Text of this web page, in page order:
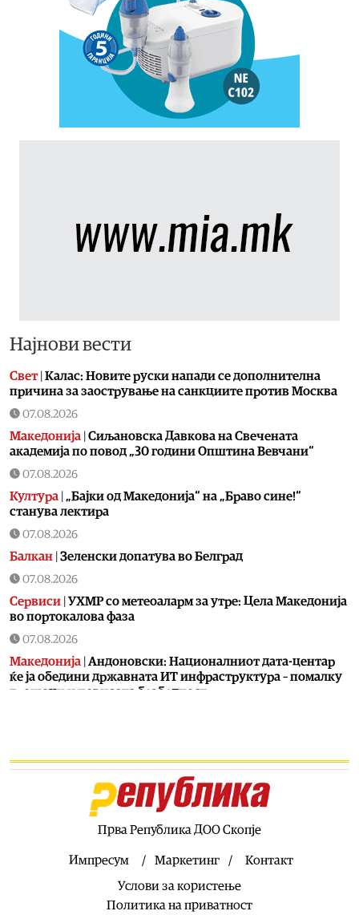
Најнови вести
Свет| Калас: Новите руски напади се дополнителна
причина за заострување на санкциите против Москва
07.08.2026
Македонија Сиљановска Давкова на Свечената
академија по повод „30 години Општина Вевчани“
07.08.2026
Култура „Бајки од Македонија“ на „Браво сине!“
станува лектира
07.08.2026
Балкан Зеленски допатува во Белград
07.08.2026
Сервиси УХМР со метеоаларм за утре: Цела Македонија
во портокалова фаза
07.08.2026
Македонија Андоновски: Националниот дата-центар
ќе ја обедини државната ИТ инфраструктура – помалку
трошоци и повисока безбедност
Скокна минималниот износ за К-15 – Еве
колку пари ќе ни легнат на сметка годинава
Не ги игнорирајте овие знаци: Бојлерот може да
Прва Република ДОО Скопје
Импресум Маркетинг
Контакт
Услови за користење
Политика на приватност